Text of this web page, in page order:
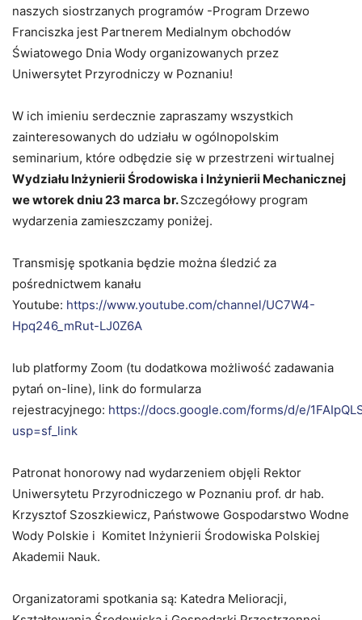
naszych siostrzanych programów -Program Drzewo
Franciszka jest Partnerem Medialnym obchodów
Światowego Dnia Wody organizowanych przez
Uniwersytet Przyrodniczy w Poznaniu!
W ich imieniu serdecznie zapraszamy wszystkich
zainteresowanych do udziału w ogólnopolskim
seminarium, które odbędzie się w przestrzeni wirtualnej
Wydziału Inżynierii Środowiska i Inżynierii Mechanicznej
we wtorek dniu 23 marca br.Szczegółowy program
wydarzenia zamieszczamy poniżej.
Transmisję spotkania będzie można śledzić za
pośrednictwem kanału
Youtube: https://www.youtube.com/channel/UC7W4-
Hpq246_mRut-LJ0Z6A
lub platformy Zoom (tu dodatkowa możliwość zadawania
pytań on-line), link do formularza
rejestracyjnego: https://docs.google.com/forms/d/e/
usp=sf_link
Patronat honorowy nad wydarzeniem objęli Rektor
Uniwersytetu Przyrodniczego w Poznaniu prof. dr hab.
Krzysztof Szoszkiewicz, Państwowe Gospodarstwo Wodne
Wody Polskie i Komitet Inżynierii Środowiska Polskiej
Akademii Nauk.
Organizatorami spotkania są: Katedra Melioracji,